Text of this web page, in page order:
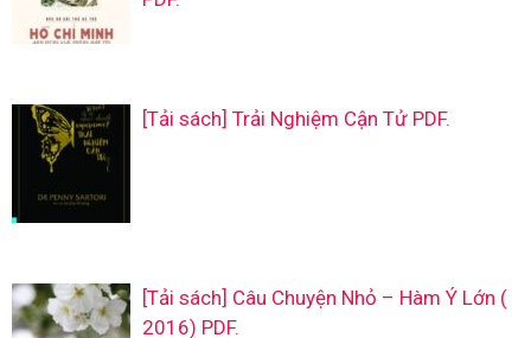
[Tải sách] Trải Nghiệm Cận Tử PDF.
[Tải sách] Câu Chuyện Nhỏ – Hàm Ý Lớn (
2016) PDF.